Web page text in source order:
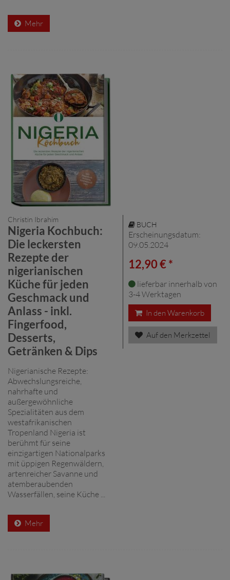
Mehr
Christin Ibrahim
Nigeria Kochbuch:
Die leckersten
Rezepte der
nigerianischen
Küche für jeden
Geschmack und
Anlass - inkl.
Fingerfood,
Desserts,
Getränken & Dips
Nigerianische Rezepte:
Abwechslungsreiche,
nahrhafte und
außergewöhnliche
Spezialitäten aus dem
westafrikanischen
Tropenland Nigeria ist
berühmt für seine
einzigartigen Nationalparks
mit üppigen Regenwäldern,
artenreicher Savanne und
atemberaubenden
Wasserfällen, seine Küche ...
Mehr
BUCH
Erscheinungsdatum:
09.05.2024
12,90 € *
lieferbar innerhalb von
3-4 Werktagen
In den Warenkorb
Auf den Merkzettel